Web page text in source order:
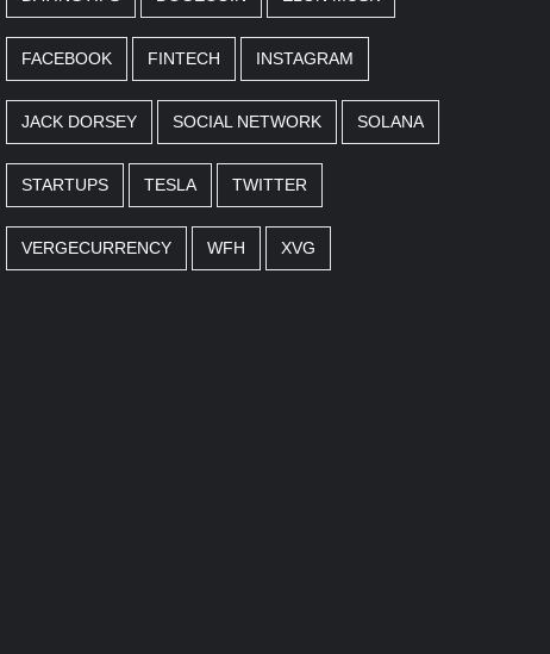
FACEBOOK FINTECH INSTAGRAM
JACK DORSEY SOCIAL NETWORK SOLANA
STARTUPS TESLA TWITTER
VERGECURRENCY WFH XVG